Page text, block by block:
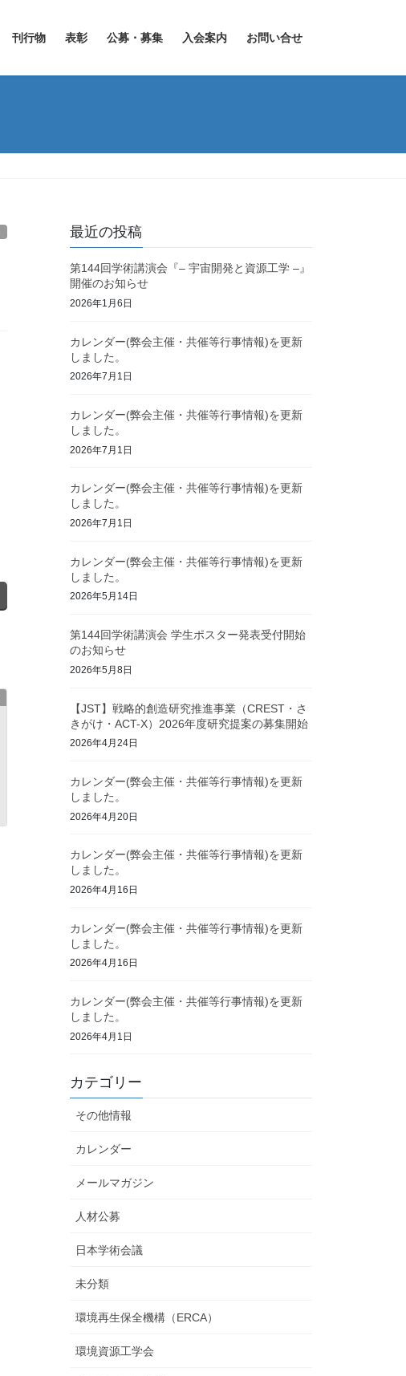
刊行物 表彰 公募・募集 入会案内 お問い合せ
最近の投稿
第144回学術講演会『– 宇宙開発と資源工学 –』
開催のお知らせ
2026年1月6日
カレンダー(弊会主催・共催等行事情報)を更新
しました。
2026年7月1日
カレンダー(弊会主催・共催等行事情報)を更新
しました。
2026年7月1日
カレンダー(弊会主催・共催等行事情報)を更新
しました。
2026年7月1日
カレンダー(弊会主催・共催等行事情報)を更新
しました。
2026年5月14日
第144回学術講演会 学生ポスター発表受付開始
のお知らせ
2026年5月8日
【JST】戦略的創造研究推進事業（CREST・さ
きがけ・ACT-X）2026年度研究提案の募集開始
2026年4月24日
カレンダー(弊会主催・共催等行事情報)を更新
しました。
2026年4月20日
カレンダー(弊会主催・共催等行事情報)を更新
しました。
2026年4月16日
カレンダー(弊会主催・共催等行事情報)を更新
しました。
2026年4月16日
カレンダー(弊会主催・共催等行事情報)を更新
しました。
2026年4月1日
カテゴリー
その他情報
カレンダー
メールマガジン
人材公募
日本学術会議
未分類
環境再生保全機構（ERCA）
環境資源工学会